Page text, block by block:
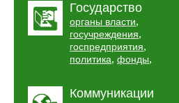
Государство
органы власти,
госучреждения,
госпредприятия,
политика, фонды,
Коммуникации